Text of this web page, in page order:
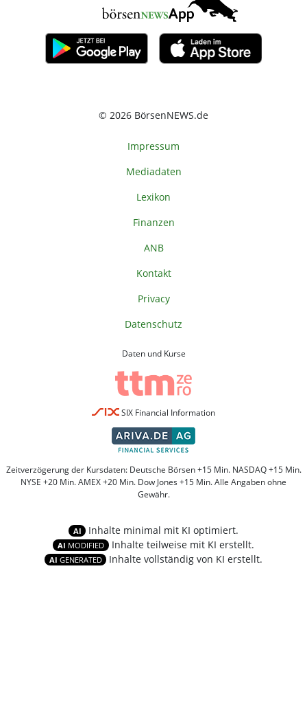
© 2026 BörsenNEWS.de
Impressum
Mediadaten
Lexikon
Finanzen
ANB
Kontakt
Privacy
Datenschutz
Daten und Kurse
SIX Financial Information
Zeitverzögerung der Kursdaten: Deutsche Börsen +15 Min. NASDAQ +15 Min.
NYSE +20 Min. AMEX +20 Min. Dow Jones +15 Min. Alle Angaben ohne
Gewähr.
AI Inhalte minimal mit KI optimiert.
AI MODIFIED Inhalte teilweise mit KI erstellt.
AI GENERATED Inhalte vollständig von KI erstellt.